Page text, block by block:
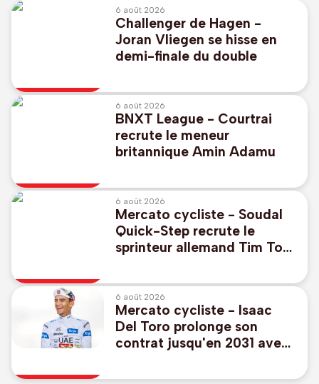
6 août 2026
Challenger de Hagen -
Joran Vliegen se hisse en
demi-finale du double
6 août 2026
BNXT League - Courtrai
recrute le meneur
britannique Amin Adamu
6 août 2026
Mercato cycliste - Soudal
Quick-Step recrute le
sprinteur allemand Tim Torn
6 août 2026
Mercato cycliste - Isaac
Del Toro prolonge son
contrat jusqu'en 2031 avec